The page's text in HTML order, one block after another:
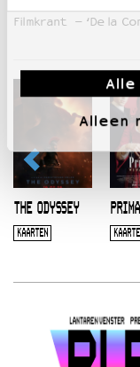
Alleen
Filmkrant – ‘De la
THE ODYSSEY
KAARTEN